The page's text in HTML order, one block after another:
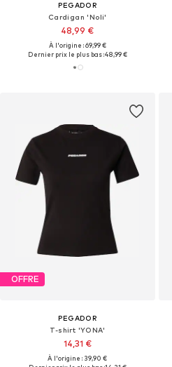
PEGADOR
Cardigan 'Noli'
48,99 €
À l'origine : 69,99 €
Dernier prix le plus bas :48,99 €
OFFRE
PEGADOR
T-shirt 'YONA'
14,31 €
À l'origine : 39,90 €